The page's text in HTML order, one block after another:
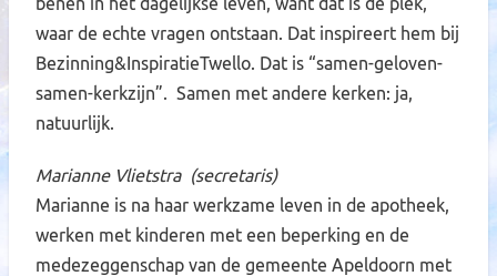
waar de echte vragen ontstaan. Dat inspireert hem bij
Bezinning&InspiratieTwello. Dat is “samen-geloven-
samen-kerkzijn”. Samen met andere kerken: ja,
natuurlijk.
Marianne Vlietstra (secretaris)
Marianne is na haar werkzame leven in de apotheek,
werken met kinderen met een beperking en de
medezeggenschap van de gemeente Apeldoorn met